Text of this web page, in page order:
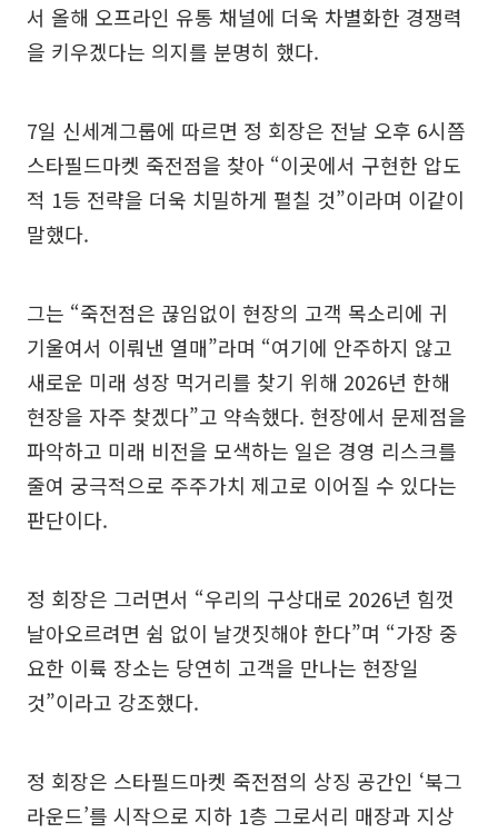
서 올해 오프라인 유통 채널에 더욱 차별화한 경쟁력
을 키우겠다는 의지를 분명히 했다.
7일 신세계그룹에 따르면 정 회장은 전날 오후 6시쯤
스타필드마켓 죽전점을 찾아 “이곳에서 구현한 압도
적 1등 전략을 더욱 치밀하게 펼칠 것”이라며 이같이
말했다.
그는 “죽전점은 끊임없이 현장의 고객 목소리에 귀
기울여서 이뤄낸 열매”라며 “여기에 안주하지 않고
새로운 미래 성장 먹거리를 찾기 위해 2026년 한해
현장을 자주 찾겠다”고 약속했다. 현장에서 문제점을
파악하고 미래 비전을 모색하는 일은 경영 리스크를
줄여 궁극적으로 주주가치 제고로 이어질 수 있다는
판단이다.
정 회장은 그러면서 “우리의 구상대로 2026년 힘껏
날아오르려면 쉼 없이 날갯짓해야 한다”며 “가장 중
요한 이륙 장소는 당연히 고객을 만나는 현장일
것”이라고 강조했다.
정 회장은 스타필드마켓 죽전점의 상징 공간인 ‘북그
라운드’를 시작으로 지하 1층 그로서리 매장과 지상